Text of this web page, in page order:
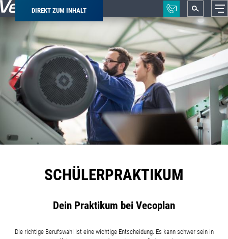
DIREKT ZUM INHALT
Pfadnavigation
SCHÜLERPRAKTIKUM
Dein Praktikum bei Vecoplan
Die richtige Berufswahl ist eine wichtige Entscheidung. Es kann schwer sein in